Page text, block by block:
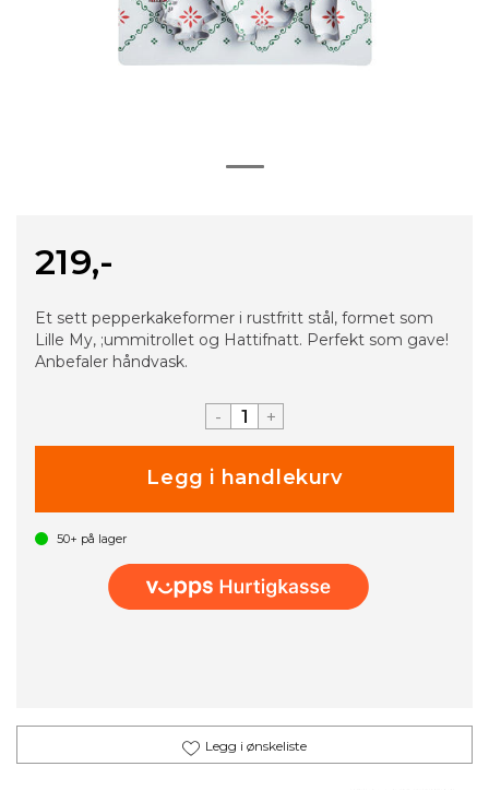
219,-
Et sett pepperkakeformer i rustfritt stål, formet som
Lille My, ;ummitrollet og Hattifnatt. Perfekt som gave!
Anbefaler håndvask.
- +
50+ på lager
Legg i ønskeliste